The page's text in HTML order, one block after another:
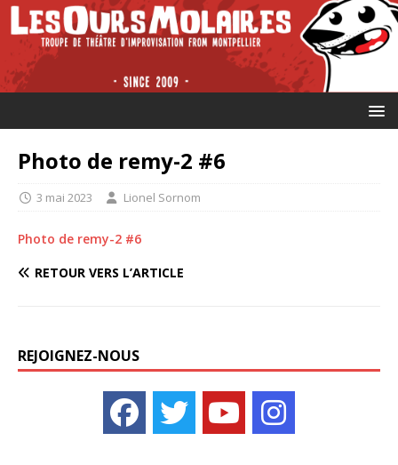
Photo de remy-2 #6
3 mai 2023 Lionel Sornom
Photo de remy-2 #6
RETOUR VERS L’ARTICLE
REJOIGNEZ-NOUS